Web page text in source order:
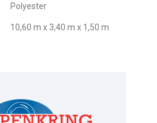
Polyester
10,60 m x 3,40 m x 1,50 m